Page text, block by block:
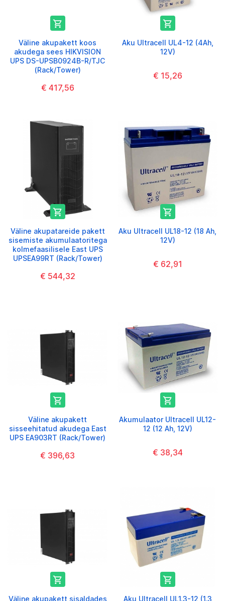

Väline akupakett koos
akudega sees HIKVISION
UPS DS-UPSB0924B-R/TJC
(Rack/Tower)
€ 417,56

Aku Ultracell UL4-12 (4Ah,
12V)
€ 15,26

Väline akupatareide pakett
sisemiste akumulaatoritega
kolmefaasilisele East UPS
UPSEA99RT (Rack/Tower)
€ 544,32

Aku Ultracell UL18-12 (18 Ah,
12V)
€ 62,91

Väline akupakett
sisseehitatud akudega East
UPS EA903RT (Rack/Tower)
€ 396,63

Akumulaator Ultracell UL12-
12 (12 Ah, 12V)
€ 38,34

Väline akupakett sisaldades

Aku Ultracell UL1.3-12 (1.3